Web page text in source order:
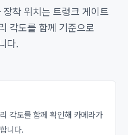
착 위치는 트렁크 게이트
각도를 함께 기준으로
다.
각도를 함께 확인해 카메라가
니다.